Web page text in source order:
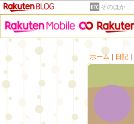
そのほか
ホーム
日記